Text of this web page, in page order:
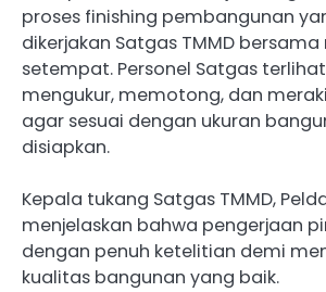
proses finishing pembangunan
dikerjakan Satgas TMMD
setempat. Personel Satgas
mengukur, memotong, dan
agar sesuai dengan ukuran
disiapkan.
Kepala tukang Satgas TMMD,
menjelaskan bahwa pengerjaan
dengan penuh ketelitian demi
kualitas bangunan yang baik.